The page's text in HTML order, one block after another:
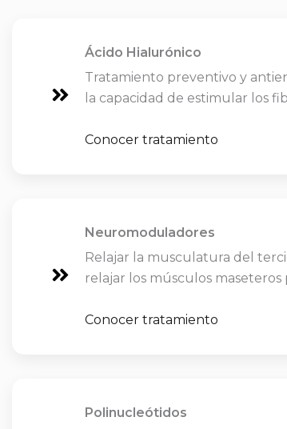
Ácido Hialurónico
Tratamiento preventivo y
la capacidad de estimular los
Conocer tratamiento
Neuromoduladores
Relajar la musculatura del
relajar los músculos maseteros
Conocer tratamiento
Polinucleótidos